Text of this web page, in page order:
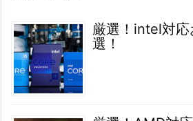
厳選！intel対
選！